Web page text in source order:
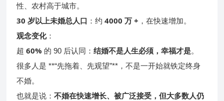
性、农村高于城市。
30 岁以上未婚总人口 ：约4000 万 + ，在快速增加。
观念变化：
超60% 的 90 后认同：结婚不是人生必须，幸福才是。
很多人是 **“先拖着、先观望”**，不是一开始就铁定终身
不婚。
也就是说：不婚在快速增长、被广泛接受，但大多数人仍